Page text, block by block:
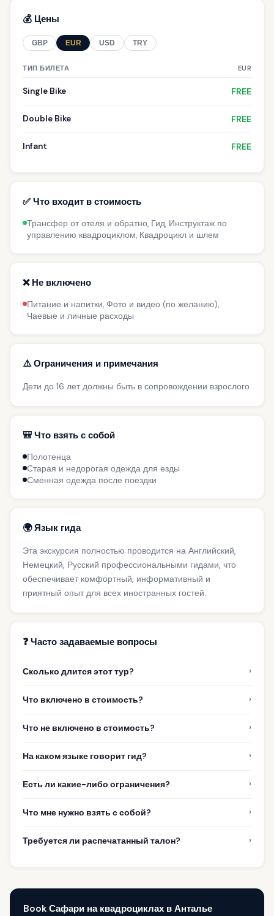
💰 Цены
GBP EUR USD TRY
ТИП БИЛЕТА EUR
Single Bike FREE
Double Bike FREE
Infant FREE
✅ Что входит в стоимость
Трансфер от отеля и обратно, Гид, Инструктаж по
управлению квадроциклом, Квадроцикл и шлем
❌ Не включено
Питание и напитки, Фото и видео (по желанию),
Чаевые и личные расходы
⚠️ Ограничения и примечания
Дети до 16 лет должны быть в сопровождении взрослого
🎒 Что взять с собой
Полотенца
Старая и недорогая одежда для езды
Сменная одежда после поездки
🌍 Язык гида
Эта экскурсия полностью проводится на Английский,
Немецкий, Русский профессиональными гидами, что
обеспечивает комфортный, информативный и
приятный опыт для всех иностранных гостей.
❓ Часто задаваемые вопросы
Сколько длится этот тур? ›
Что включено в стоимость? ›
Что не включено в стоимость? ›
На каком языке говорит гид? ›
Есть ли какие-либо ограничения? ›
Что мне нужно взять с собой? ›
Требуется ли распечатанный талон? ›
Book Сафари на квадроциклах в Анталье